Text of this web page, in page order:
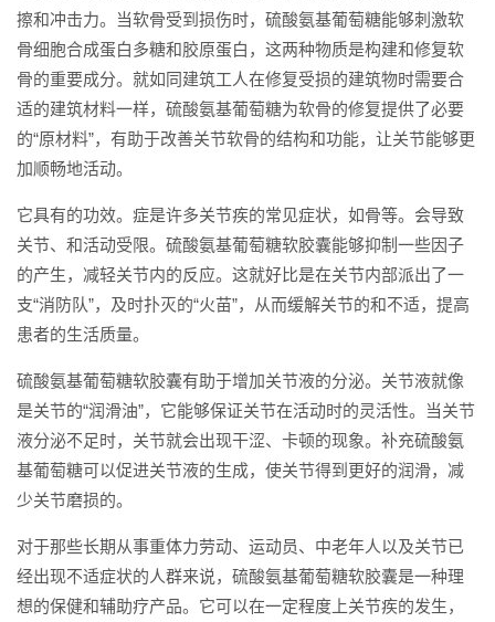
擦和冲击力。当软骨受到损伤时，硫酸氨基葡萄糖能够刺激软
骨细胞合成蛋白多糖和胶原蛋白，这两种物质是构建和修复软
骨的重要成分。就如同建筑工人在修复受损的建筑物时需要合
适的建筑材料一样，硫酸氨基葡萄糖为软骨的修复提供了必要
的“原材料”，有助于改善关节软骨的结构和功能，让关节能够更
加顺畅地活动。
它具有的功效。症是许多关节疾的常见症状，如骨等。会导致
关节、和活动受限。硫酸氨基葡萄糖软胶囊能够抑制一些因子
的产生，减轻关节内的反应。这就好比是在关节内部派出了一
支“消防队”，及时扑灭的“火苗”，从而缓解关节的和不适，提高
患者的生活质量。
硫酸氨基葡萄糖软胶囊有助于增加关节液的分泌。关节液就像
是关节的“润滑油”，它能够保证关节在活动时的灵活性。当关节
液分泌不足时，关节就会出现干涩、卡顿的现象。补充硫酸氨
基葡萄糖可以促进关节液的生成，使关节得到更好的润滑，减
少关节磨损的。
对于那些长期从事重体力劳动、运动员、中老年人以及关节已
经出现不适症状的人群来说，硫酸氨基葡萄糖软胶囊是一种理
想的保健和辅助疗产品。它可以在一定程度上关节疾的发生，